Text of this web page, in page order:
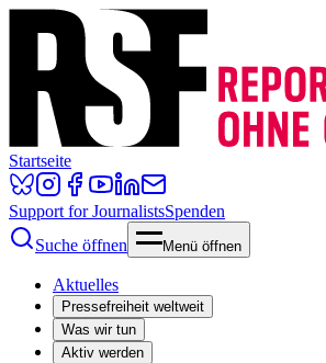
Startseite
Support for JournalistsSpenden
Suche öffnen
Menü öffnen
Aktuelles
Pressefreiheit weltweit
Was wir tun
Aktiv werden